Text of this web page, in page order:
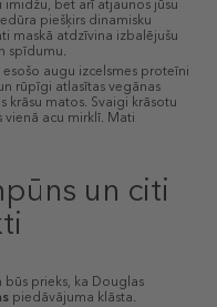
imidžu, bet arī atjaunos jūsu
piešķirs dinamisku
maskā atdzīvina izbalējušu
spīdumu.
augu izcelsmes proteīni
rūpīgi atlasītas vegānas
krāsu matos. Svaigi krāsotu
vienā acu mirklī. Mati
un citi
prieks, ka Douglas
piedāvājuma klāsta.